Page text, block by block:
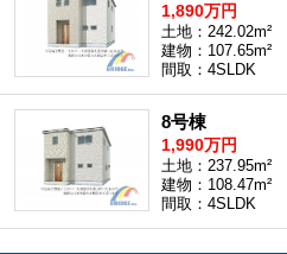
1,890万円
土地：242.02m²
建物：107.65m²
間取：4SLDK
8号棟
1,990万円
土地：237.95m²
建物：108.47m²
間取：4SLDK